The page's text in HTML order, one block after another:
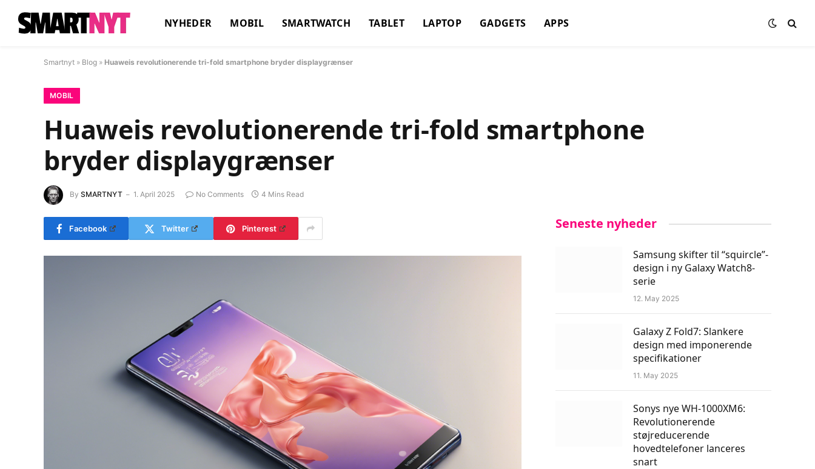
NYHEDER MOBIL SMARTWATCH TABLET LAPTOP GADGETS APPS
Smartnyt » Blog » Huaweis revolutionerende tri-fold smartphone bryder displaygrænser
MOBIL
Huaweis revolutionerende tri-fold smartphone
bryder displaygrænser
By SMARTNYT 1. April 2025 No Comments 4 Mins Read
Facebook Twitter Pinterest Seneste nyheder
Samsung skifter til “squircle”-
design i ny Galaxy Watch8-
serie
12. May 2025
Galaxy Z Fold7: Slankere
design med imponerende
specifikationer
11. May 2025
Sonys nye WH-1000XM6:
Revolutionerende
støjreducerende
hovedtelefoner lanceres
snart